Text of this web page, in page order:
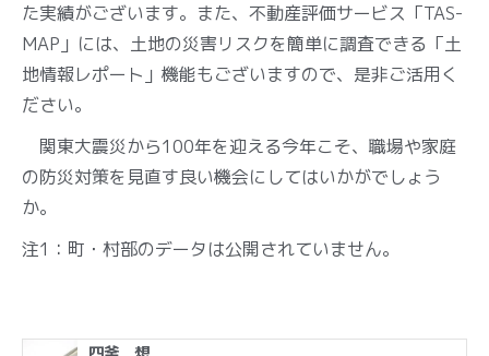
た実績がございます。また、不動産評価サービス「TAS-
MAP」には、土地の災害リスクを簡単に調査できる「土
地情報レポート」機能もございますので、是非ご活用く
ださい。
関東大震災から100年を迎える今年こそ、職場や家庭
の防災対策を見直す良い機会にしてはいかがでしょう
か。
注1：町・村部のデータは公開されていません。